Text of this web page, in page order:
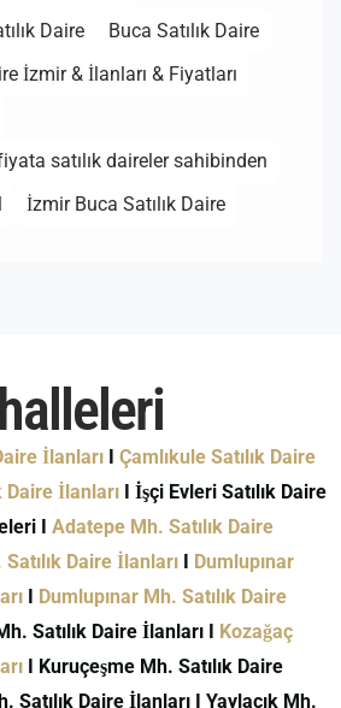
Daire
Buca Satılık Daire
İzmir & İlanları & Fiyatları
satılık daireler sahibinden
İzmir Buca Satılık Daire
İlanları I Çamlıkule Satılık Daire
Daire İlanları I İşçi Evleri Satılık Daire
I Adatepe Mh. Satılık Daire
Daire İlanları I Dumlupınar
I Dumlupınar Mh. Satılık Daire
Satılık Daire İlanları I Kozağaç
I Kuruçeşme Mh. Satılık Daire
Satılık Daire İlanları I Yaylacık Mh.